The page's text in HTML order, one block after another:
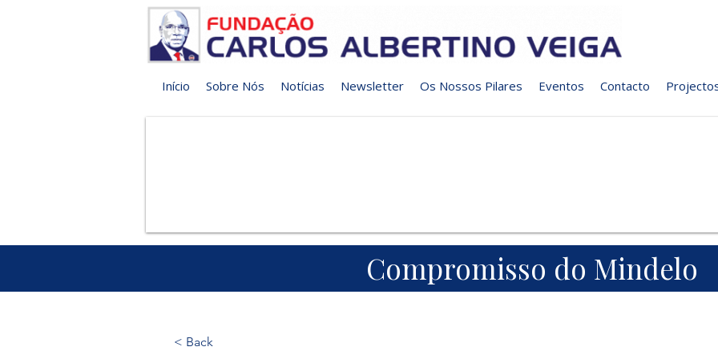
Início Sobre Nós Notícias Newsletter Os Nossos Pilares Eventos Contacto
Compromisso do Mindelo
< Back